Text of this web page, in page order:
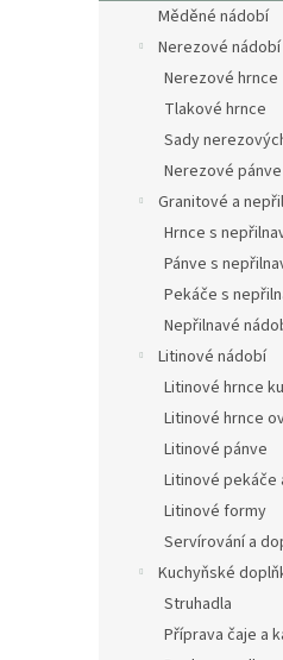
Měděné nádobí
Nerezové nádobí
Nerezové hrnce
Tlakové hrnce
Sady
Nerezové pánve
Granitové a
Hrnce s
Pánve s
Pekáče s
Nepřilnavé
Litinové nádobí
Litinové hrnce
Litinové hrnce
Litinové pánve
Litinové pekáče
Litinové formy
Servírování a
Kuchyňské
Struhadla
Příprava čaje a